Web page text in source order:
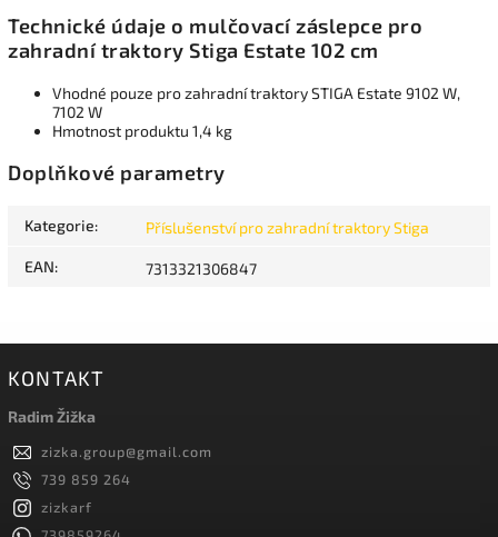
Technické údaje o mulčovací záslepce pro
zahradní traktory Stiga Estate 102 cm
Vhodné pouze pro zahradní traktory STIGA Estate 9102 W,
7102 W
Hmotnost produktu 1,4 kg
Doplňkové parametry
Kategorie: Příslušenství pro zahradní traktory Stiga
EAN: 7313321306847
KONTAKT
Radim Žižka
zizka.group@gmail.com
739 859 264
zizkarf